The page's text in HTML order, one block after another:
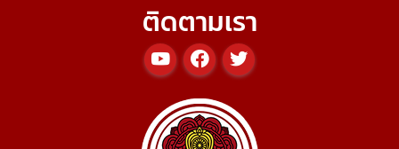
ติดตามเรา